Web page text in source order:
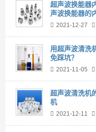
超声波换能器
声波换能器的
2021-12-27
用超声波清洗
免踩坑？
2021-11-05
超声波清洗机
机
2021-12-11